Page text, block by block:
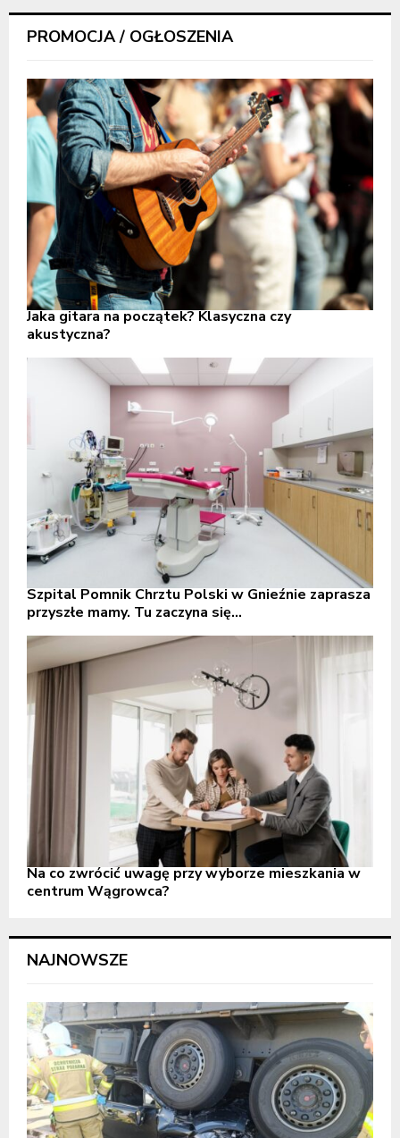
PROMOCJA / OGŁOSZENIA
Jaka gitara na początek? Klasyczna czy
akustyczna?
Szpital Pomnik Chrztu Polski w Gnieźnie zaprasza
przyszłe mamy. Tu zaczyna się...
Na co zwrócić uwagę przy wyborze mieszkania w
centrum Wągrowca?
NAJNOWSZE